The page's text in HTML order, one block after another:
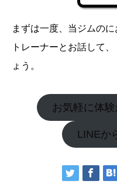
まずは一度、当ジムのに
トレーナーとお話して
ょう。
お気軽に体験
LINEか